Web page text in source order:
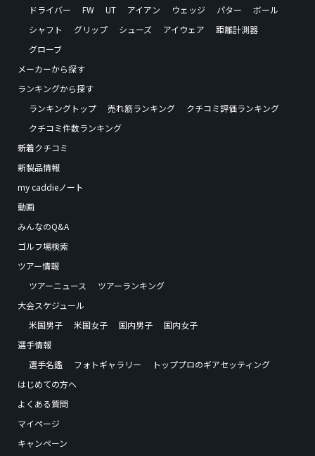
ドライバー
FW UT アイアン ウェッジ パター
ボール
シャフト
グリップ シューズ アイウェア
距離計測器
グローブ
メーカーから探す
ランキングから探す
ランキングトップ
売れ筋ランキング
クチコミ評価ランキング
クチコミ件数ランキング
新着クチコミ
新製品情報
my caddieノート
動画
みんなのQ&A
ゴルフ場検索
ツアー情報
ツアーニュース
ツアーランキング
大会スケジュール
米国男子
米国女子 国内男子
国内女子
選手情報
選手名鑑
フォトギャラリー
トッププロのギアセッティング
はじめての方へ
よくある質問
マイページ
キャンペーン